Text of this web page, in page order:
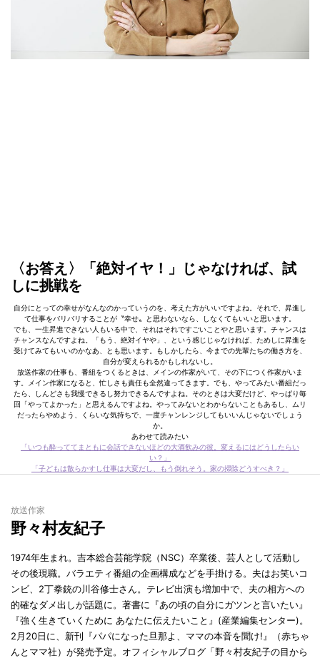
〈お答え〉
「絶対イヤ！」じゃなければ、試
しに挑戦を
自分にとっての幸せがなんなのかっていうのを、考えた方がいいですよね。それで、昇進し
て仕事をバリバリすることが〝幸せ〟と思わないなら、しなくてもいいと思います。
でも、一生昇進できない人もいる中で、それはそれですごいことやと思います。チャンスは
チャンスなんですよね。「もう、絶対イヤや」、という感じじゃなければ、ためしに昇進を
受けてみてもいいのかなあ、とも思います。もしかしたら、今までの先輩たちの働き方を、
自分が変えられるかもしれないし。
放送作家の仕事も、番組をつくるときは、メインの作家がいて、その下につく作家がいま
す。メイン作家になると、忙しさも責任も全然違ってきます。でも、やってみたい番組だっ
たら、しんどさも我慢できるし努力できるんですよね。そのときは大変だけど、やっぱり毎
回「やってよかった」と思えるんですよね。やってみないとわからないこともあるし、ムリ
だったらやめよう、くらいな気持ちで、一度チャンレンジしてもいいんじゃないでしょう
か。
あわせて読みたい
「いつも酔っててまともに会話できないほどの大酒飲みの彼。変えるにはどうしたらい
い？」
「子どもは散らかすし仕事は大変だし、もう倒れそう。家の掃除どうすべき？」
放送作家
野々村友紀子
1974年生まれ。吉本総合芸能学院（NSC）卒業後、芸人として活動し
その後現職。バラエティ番組の企画構成などを手掛ける。夫はお笑いコ
ンビ、2丁拳銃の川谷修士さん。テレビ出演も増加中で、夫の相方への
的確なダメ出しが話題に。著書に『あの頃の自分にガツンと言いたい』
『強く生きていくために あなたに伝えたいこと』(産業編集センター)。
2月20日に、新刊『パパになった旦那よ、ママの本音を聞け!』（赤ちゃ
んとママ社）が発売予定。オフィシャルブログ「野々村友紀子の目から